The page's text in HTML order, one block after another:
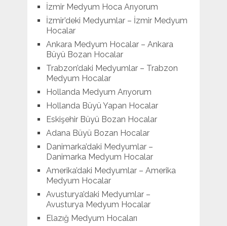
İzmir Medyum Hoca Arıyorum
İzmir’deki Medyumlar – İzmir Medyum
Hocalar
Ankara Medyum Hocalar – Ankara
Büyü Bozan Hocalar
Trabzon’daki Medyumlar – Trabzon
Medyum Hocalar
Hollanda Medyum Arıyorum
Hollanda Büyü Yapan Hocalar
Eskişehir Büyü Bozan Hocalar
Adana Büyü Bozan Hocalar
Danimarka’daki Medyumlar –
Danimarka Medyum Hocalar
Amerika’daki Medyumlar – Amerika
Medyum Hocalar
Avusturya’daki Medyumlar –
Avusturya Medyum Hocalar
Elazığ Medyum Hocaları